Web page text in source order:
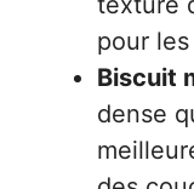
pour les
Biscuit
dense